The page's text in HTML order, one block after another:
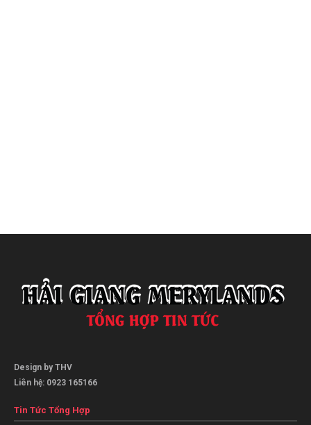
Design by THV
Liên hệ: 0923 165166
Tin Tức Tổng Hợp